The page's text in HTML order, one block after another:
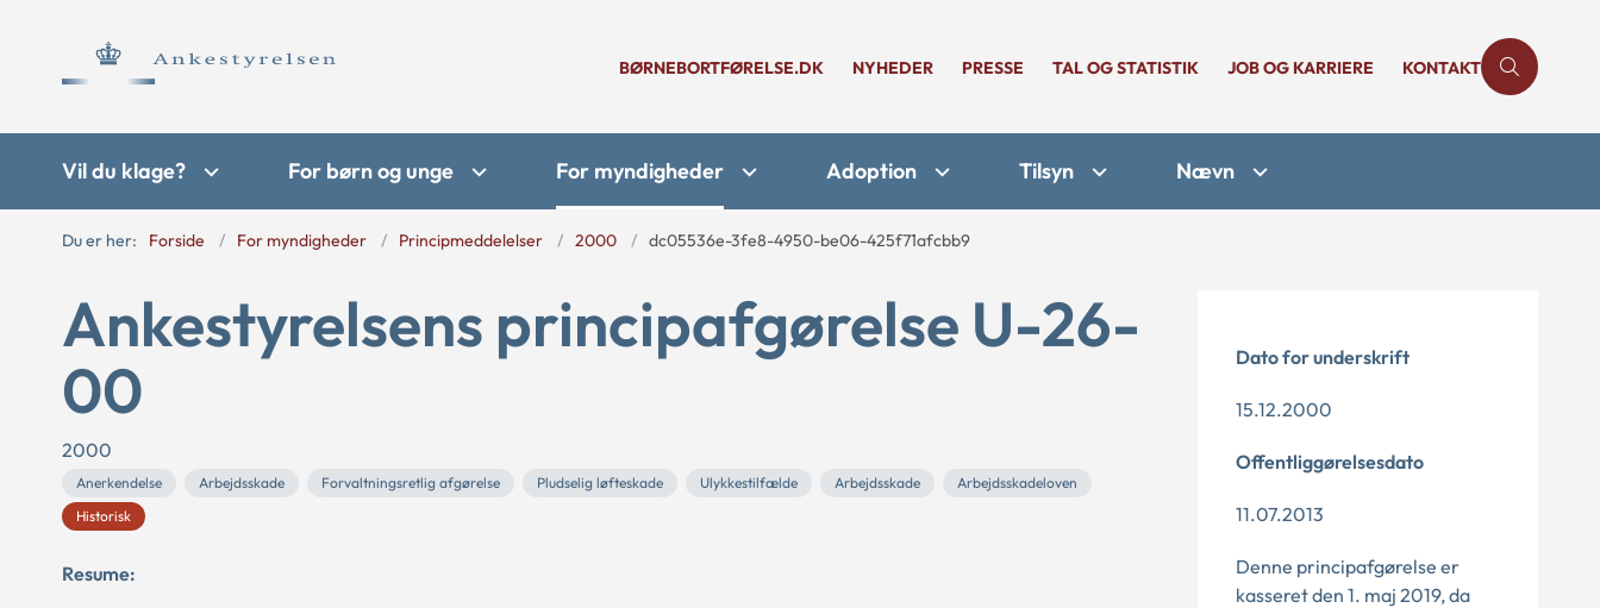
BØRNEBORTFØRELSE.DK NYHEDER PRESSE TAL OG STATISTIK JOB OG KARRIERE KONTAKT
Vil du klage? For børn og unge For myndigheder Adoption Tilsyn Nævn
Du er her: Forside For myndigheder Principmeddelelser 2000 dc05536e-3fe8-4950-be06-425f71afcbb9
Ankestyrelsens principafgørelse U-26-
00
2000
Anerkendelse Arbejdsskade Forvaltningsretlig afgørelse Pludselig løfteskade Ulykkestilfælde Arbejdsskade
Arbejdsskadeloven
Historisk
Resume:
Dato for underskrift
15.12.2000
Offentliggørelsesdato
11.07.2013
Denne principafgørelse er
kasseret den 1. maj 2019, da